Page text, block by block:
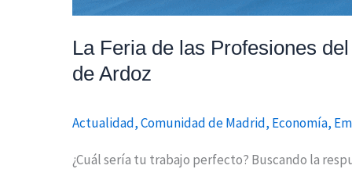
La Feria de las Profesiones
de Ardoz
Actualidad,Comunidad de Madrid, Economía,
¿Cuál sería tu trabajo perfecto? Buscando la